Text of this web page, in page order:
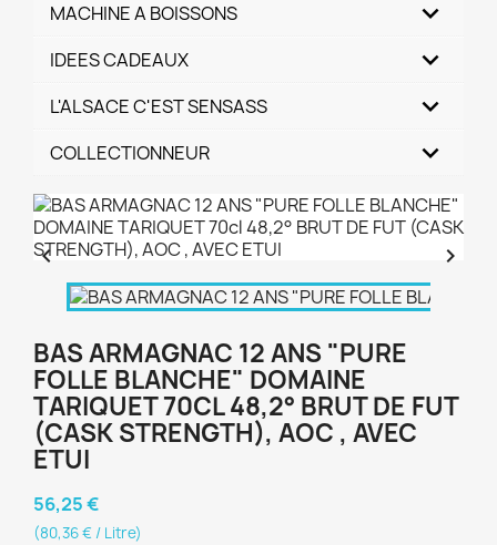
MACHINE A BOISSONS
IDEES CADEAUX
L'ALSACE C'EST SENSASS
COLLECTIONNEUR
 
BAS ARMAGNAC 12 ANS "PURE
FOLLE BLANCHE" DOMAINE
TARIQUET 70CL 48,2° BRUT DE FUT
(CASK STRENGTH), AOC , AVEC
ETUI
56,25 €
(80,36 € / Litre)